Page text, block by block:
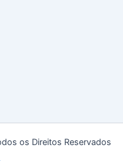
os Direitos Reservados